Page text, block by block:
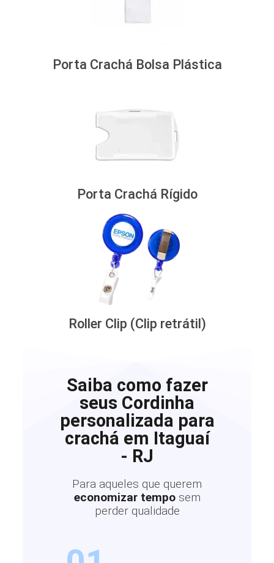
Porta Crachá Bolsa Plástica
Porta Crachá Rígido
Roller Clip (Clip retrátil)
Saiba como fazer
seus Cordinha
personalizada para
crachá em Itaguaí
- RJ
Para aqueles que querem
economizar tempo sem
perder qualidade